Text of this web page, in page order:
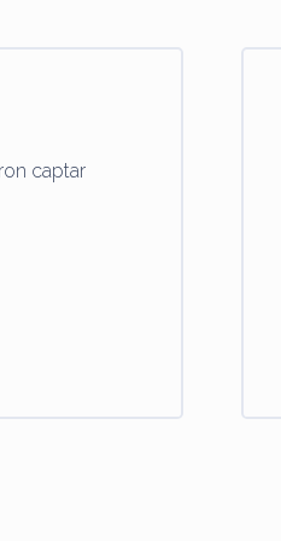
captar